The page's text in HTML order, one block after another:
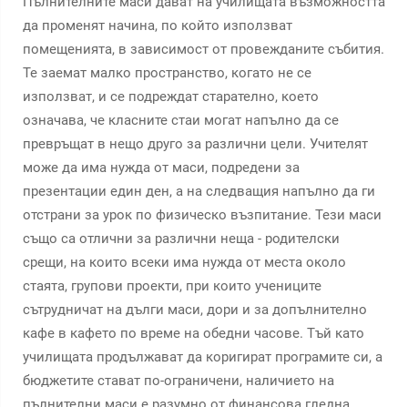
да променят начина, по който използват
помещенията, в зависимост от провежданите събития.
Те заемат малко пространство, когато не се
използват, и се подреждат старателно, което
означава, че класните стаи могат напълно да се
превръщат в нещо друго за различни цели. Учителят
може да има нужда от маси, подредени за
презентации един ден, а на следващия напълно да ги
отстрани за урок по физическо възпитание. Тези маси
също са отлични за различни неща - родителски
срещи, на които всеки има нужда от места около
стаята, групови проекти, при които учениците
сътрудничат на дълги маси, дори и за допълнително
кафе в кафето по време на обедни часове. Тъй като
училищата продължават да коригират програмите си, а
бюджетите стават по-ограничени, наличието на